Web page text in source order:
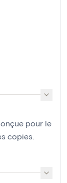
pour le
copies.